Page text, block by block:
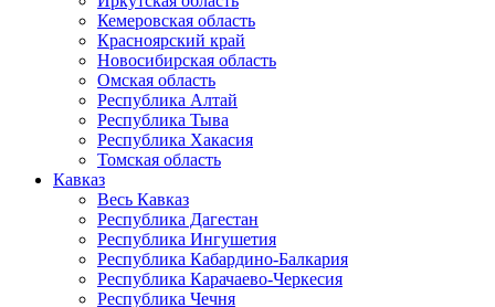
Кемеровская область
Красноярский край
Новосибирская область
Омская область
Республика Алтай
Республика Тыва
Республика Хакасия
Томская область
Кавказ
Весь Кавказ
Республика Дагестан
Республика Ингушетия
Республика Кабардино-Балкария
Республика Карачаево-Черкесия
Республика Чечня